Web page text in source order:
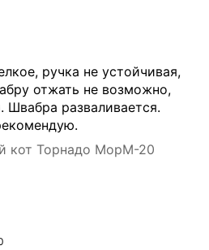
ручка не устойчивая,
отжать не возможно,
разваливается.
Торнадо MopM-20